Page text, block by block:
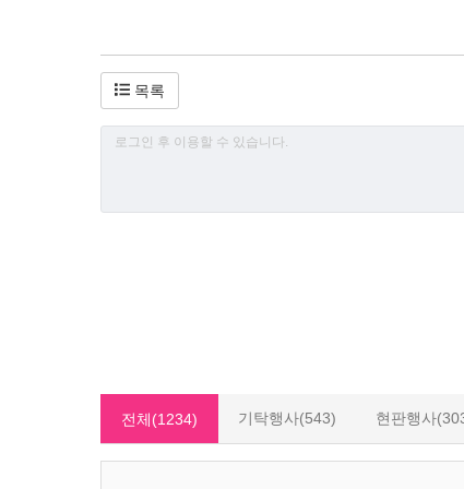
목록
전체(1234) 기탁행사(543) 현판행사